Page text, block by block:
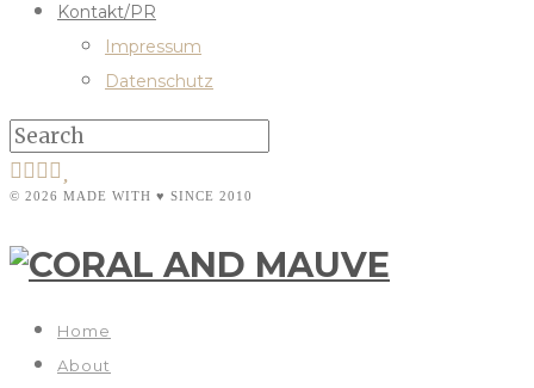
Kontakt/PR
Impressum
Datenschutz
© 2026 MADE WITH ♥ SINCE 2010
Home
About